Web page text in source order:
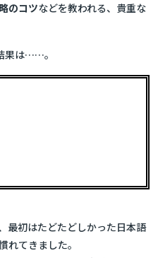
のコツなどを教われる、貴重な
果は……。
最初はたどたどしかった日本語
れてきました。